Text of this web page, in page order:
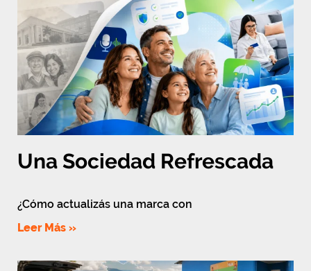
Una Sociedad Refrescada
¿Cómo actualizás una marca con
Leer Más »